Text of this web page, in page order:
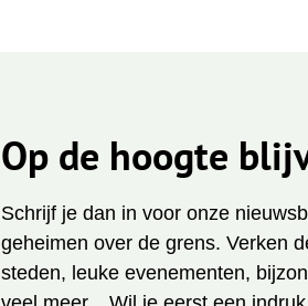
Op de hoogte
Schrijf je dan in voor onze
geheimen over de grens. Verken
steden, leuke evenementen,